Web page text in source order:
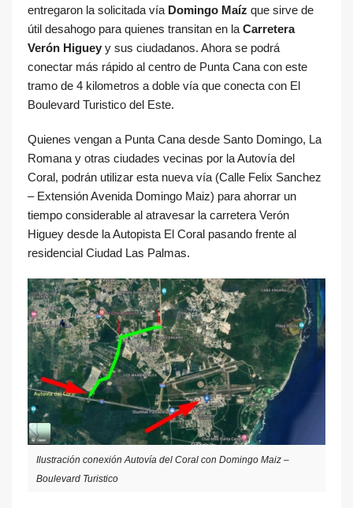
entregaron la solicitada vía Domingo Maíz que sirve de
útil desahogo para quienes transitan en la Carretera
Verón Higuey y sus ciudadanos. Ahora se podrá
conectar más rápido al centro de Punta Cana con este
tramo de 4 kilometros a doble vía que conecta con El
Boulevard Turistico del Este.
Quienes vengan a Punta Cana desde Santo Domingo, La
Romana y otras ciudades vecinas por la Autovía del
Coral, podrán utilizar esta nueva vía (Calle Felix Sanchez
– Extensión Avenida Domingo Maiz) para ahorrar un
tiempo considerable al atravesar la carretera Verón
Higuey desde la Autopista El Coral pasando frente al
residencial Ciudad Las Palmas.
Ilustración conexión Autovía del Coral con Domingo Maiz –
Boulevard Turistico